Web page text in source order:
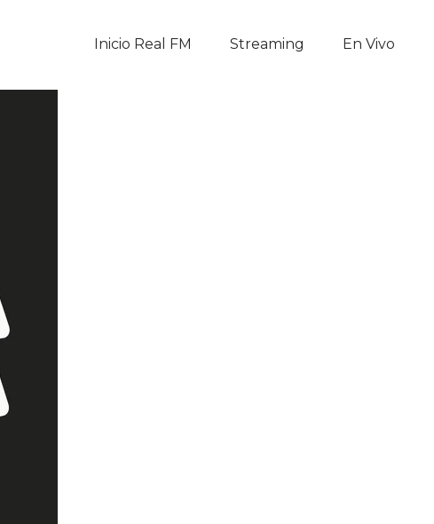
Inicio Real FM Streaming En Vivo
Equipo
Contactos